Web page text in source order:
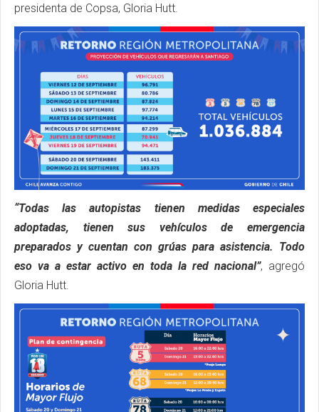
presidenta de Copsa, Gloria Hutt.
“Todas las autopistas tienen medidas especiales
adoptadas, tienen sus vehículos de emergencia
preparados y cuentan con grúas para asistencia. Todo
eso va a estar activo en toda la red nacional”, agregó
Gloria Hutt.